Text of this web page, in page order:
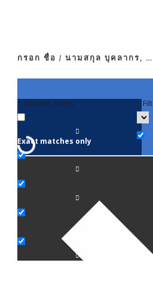
กรอก ชื่อ / นามสกุล บุคลากร, …
Generic filters
Exact matches only